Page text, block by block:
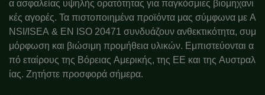
α ασφαλείας υψηλής ορατότητας για παγκόσμιες βιομηχανι
κές αγορές. Τα πιστοποιημένα προϊόντα μας σύμφωνα με A
NSI/ISEA & EN ISO 20471 συνδυάζουν ανθεκτικότητα, συμ
μόρφωση και βιώσιμη προμήθεια υλικών. Εμπιστεύονται α
πό εταίρους της Βόρειας Αμερικής, της ΕΕ και της Αυστραλ
ίας. Ζητήστε προσφορά σήμερα.